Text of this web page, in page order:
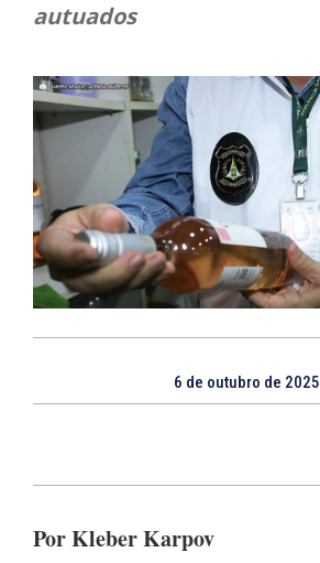
autuados
6 de outubro de 2025
Por Kleber Karpov